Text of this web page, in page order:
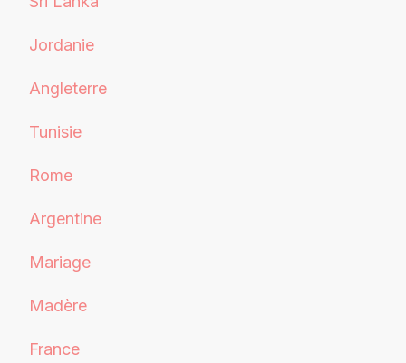
Jordanie
Angleterre
Tunisie
Rome
Argentine
Mariage
Madère
France